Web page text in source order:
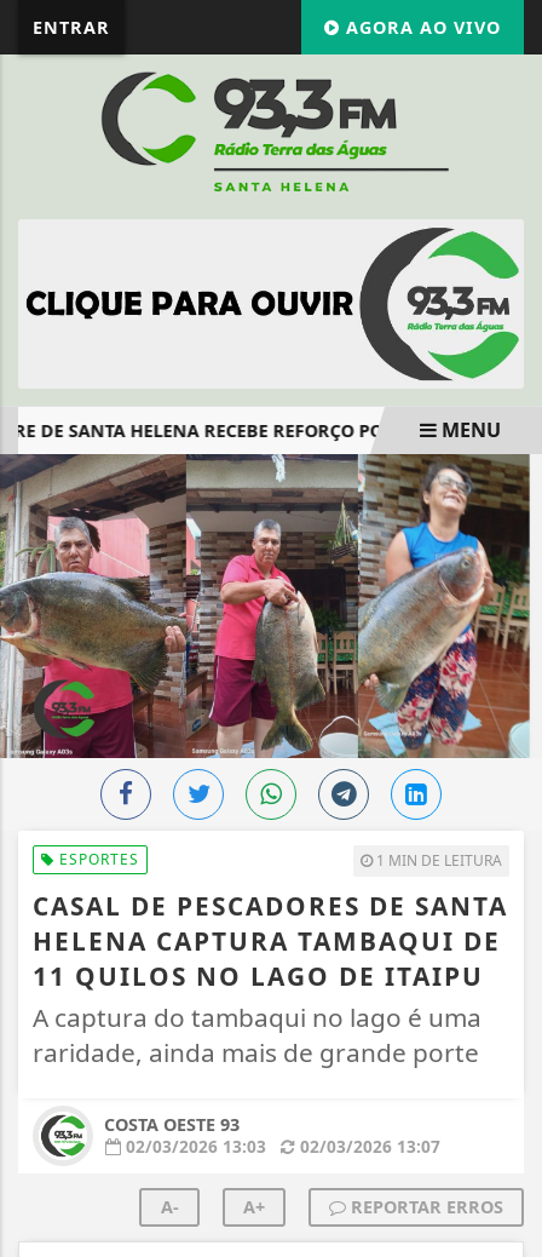
ENTRAR AGORA AO VIVO
DE SANTA HELENA RECEBE REFORÇO POLICIAL E NOVA
EM ALTA
MENU
ESPORTES 1 MIN DE LEITURA
CASAL DE PESCADORES DE SANTA
HELENA CAPTURA TAMBAQUI DE
11 QUILOS NO LAGO DE ITAIPU
A captura do tambaqui no lago é uma
raridade, ainda mais de grande porte
COSTA OESTE 93
02/03/2026 13:03
02/03/2026 13:07
A- A+ REPORTAR ERROS